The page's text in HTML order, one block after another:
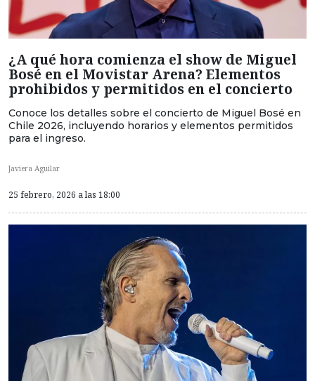
¿A qué hora comienza el show de Miguel
Bosé en el Movistar Arena? Elementos
prohibidos y permitidos en el concierto
Conoce los detalles sobre el concierto de Miguel Bosé en
Chile 2026, incluyendo horarios y elementos permitidos
para el ingreso.
Javiera Aguilar
25 febrero, 2026 a las 18:00